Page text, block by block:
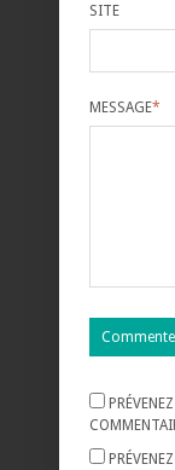
SITE
MESSAGE*